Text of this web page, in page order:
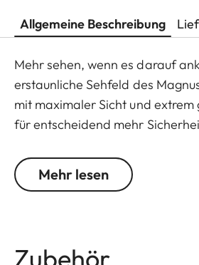
Allgemeine Beschreibung
Mehr sehen, wenn es darauf
erstaunliche Sehfeld des
mit maximaler Sicht und extrem
für entscheidend mehr
des feinen, brillanten
eine extrem schnelle und
Mehr lesen
Zubehör